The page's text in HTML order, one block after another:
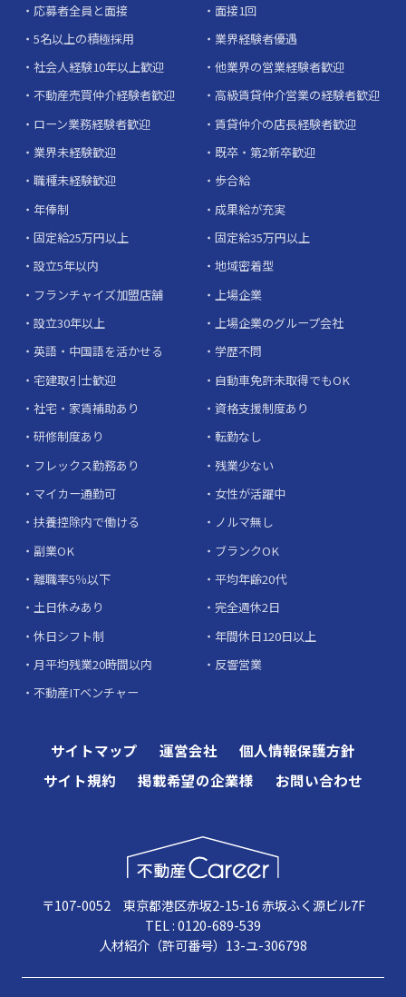
応募者全員と面接
面接1回
5名以上の積極採用
業界経験者優遇
社会人経験10年以上歓迎
他業界の営業経験者歓迎
不動産売買仲介経験者歓迎
高級賃貸仲介営業の経験者歓迎
ローン業務経験者歓迎
賃貸仲介の店長経験者歓迎
業界未経験歓迎
既卒・第2新卒歓迎
職種未経験歓迎
歩合給
年俸制
成果給が充実
固定給25万円以上
固定給35万円以上
設立5年以内
地域密着型
フランチャイズ加盟店舗
上場企業
設立30年以上
上場企業のグループ会社
英語・中国語を活かせる
学歴不問
宅建取引士歓迎
自動車免許未取得でもOK
社宅・家賃補助あり
資格支援制度あり
研修制度あり
転勤なし
フレックス勤務あり
残業少ない
マイカー通勤可
女性が活躍中
扶養控除内で働ける
ノルマ無し
副業OK
ブランクOK
離職率5％以下
平均年齢20代
土日休みあり
完全週休2日
休日シフト制
年間休日120日以上
月平均残業20時間以内
反響営業
不動産ITベンチャー
サイトマップ 運営会社
個人情報保護方針
サイト規約
掲載希望の企業様 お問い合わせ
〒107-0052 東京都港区赤坂2-15-16 赤坂ふく源ビル7F
TEL : 0120-689-539
人材紹介（許可番号）13-ユ-306798